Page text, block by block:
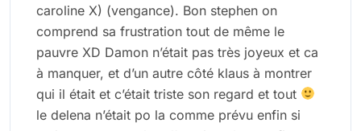
caroline X) (vengance). Bon stephen on
comprend sa frustration tout de même le
pauvre XD Damon n’était pas très joyeux et ca
à manquer, et d’un autre côté klaus à montrer
qui il était et c’était triste son regard et tout
le delena n’était po la comme prévu enfin si